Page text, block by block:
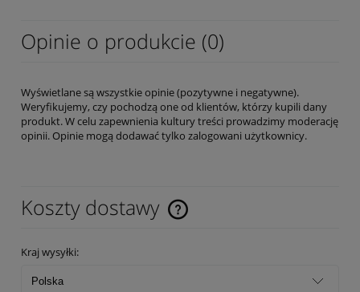
Opinie o produkcie (0)
Wyświetlane są wszystkie opinie (pozytywne i negatywne).
Weryfikujemy, czy pochodzą one od klientów, którzy kupili dany
produkt. W celu zapewnienia kultury treści prowadzimy moderację
opinii. Opinie mogą dodawać tylko zalogowani użytkownicy.
Koszty dostawy
Cena nie zawiera ewentualnych kosztów płatności
Kraj wysyłki: